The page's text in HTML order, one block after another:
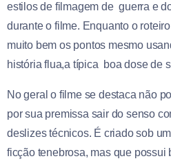
estilos de filmagem de guerra e
durante o filme. Enquanto o
muito bem os pontos mesmo
história flua,a típica boa dose de
No geral o filme se destaca não
por sua premissa sair do senso
deslizes técnicos. É criado sob
ficção tenebrosa, mas que